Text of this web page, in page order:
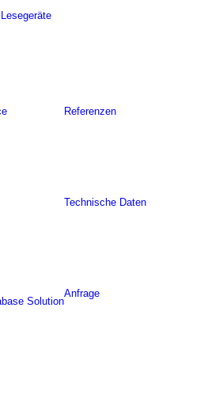
Solution
Referenzen
Technische Daten
Anfrage